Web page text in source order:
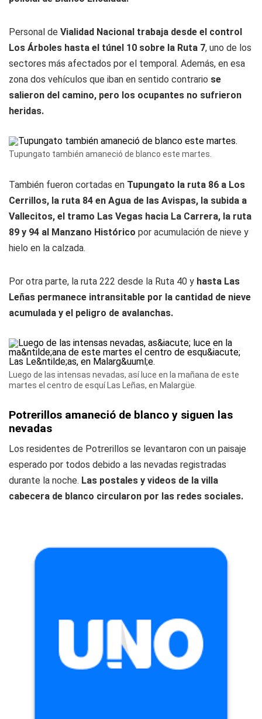
Personal de Vialidad Nacional trabaja desde el control
Los Árboles hasta el túnel 10 sobre la Ruta 7, uno de los
sectores más afectados por el temporal. Además, en esa
zona dos vehículos que iban en sentido contrario se
salieron del camino, pero los ocupantes no sufrieron
heridas.
Tupungato también amaneció de blanco este martes.
También fueron cortadas en Tupungato la ruta 86 a Los
Cerrillos, la ruta 84 en Agua de las Avispas, la subida a
Vallecitos, el tramo Las Vegas hacia La Carrera, la ruta
89 y 94 al Manzano Histórico por acumulación de nieve y
hielo en la calzada.
Por otra parte, la ruta 222 desde la Ruta 40 y hasta Las
Leñas permanece intransitable por la cantidad de nieve
acumulada y el peligro de avalanchas.
Luego de las intensas nevadas, así luce en la mañana de este
martes el centro de esquí Las Leñas, en Malargüe.
Potrerillos amaneció de blanco y siguen las
nevadas
Los residentes de Potrerillos se levantaron con un paisaje
esperado por todos debido a las nevadas registradas
durante la noche. Las postales y videos de la villa
cabecera de blanco circularon por las redes sociales.